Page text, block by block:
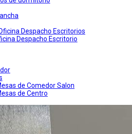
Despacho Escritorios
Despacho Escritorio
de Comedor Salon
de Centro